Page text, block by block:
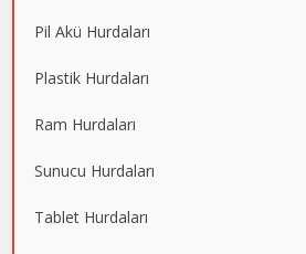
Pil Akü Hurdaları
Plastik Hurdaları
Ram Hurdaları
Sunucu Hurdaları
Tablet Hurdaları